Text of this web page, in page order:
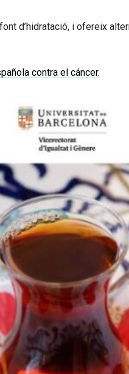
d’hidratació, i ofereix
contra el cáncer.